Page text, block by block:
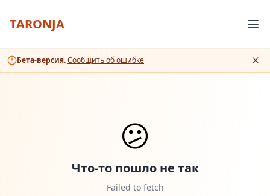
TARONJA
Бета-версия.Сообщить об ошибке
😕
Что-то пошло не так
Failed to fetch